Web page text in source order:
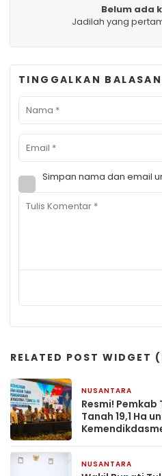
Belum ada
Jadilah yang
TINGGALKAN BALASAN
Simpan nama dan email
RELATED POST WIDGET
NUSANTARA
Resmi!
Tanah 19,1 Ha
NUSANTARA